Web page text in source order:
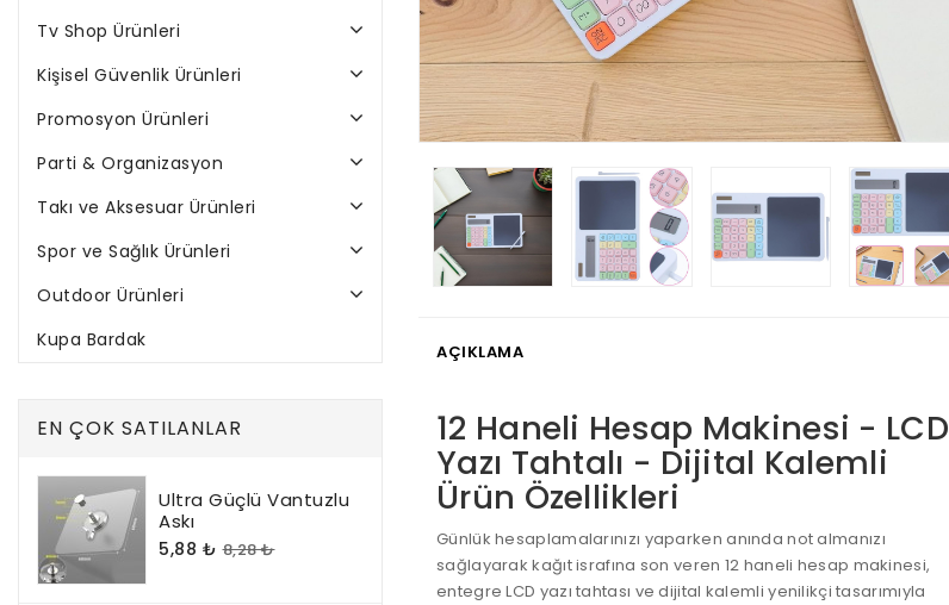
Tv Shop Ürünleri
Kişisel Güvenlik Ürünleri
Promosyon Ürünleri
Parti & Organizasyon
Takı ve Aksesuar Ürünleri
Spor ve Sağlık Ürünleri
Outdoor Ürünleri
Kupa Bardak
EN ÇOK SATILANLAR
Ultra Güçlü Vantuzlu
Askı
5,88 ₺ 8,28 ₺
AÇIKLAMA
12 Haneli Hesap Makinesi - LCD
Yazı Tahtalı - Dijital Kalemli
Ürün Özellikleri
Günlük hesaplamalarınızı yaparken anında not almanızı
sağlayarak kağıt israfına son veren 12 haneli hesap makinesi,
entegre LCD yazı tahtası ve dijital kalemli yenilikçi tasarımıyla